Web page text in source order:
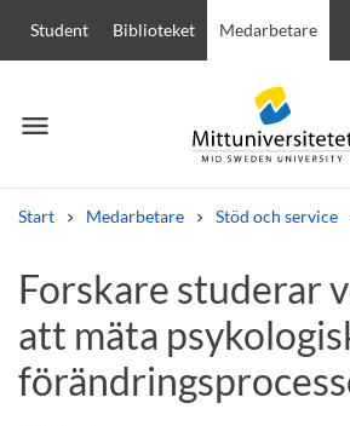
Student Biblioteket Medarbetare
menu
Meny
Start Medarbetare Stöd och service
Andra söktjänster
Kurser och programKursplaner
Lediga jobb
Forskare studerar
att mäta